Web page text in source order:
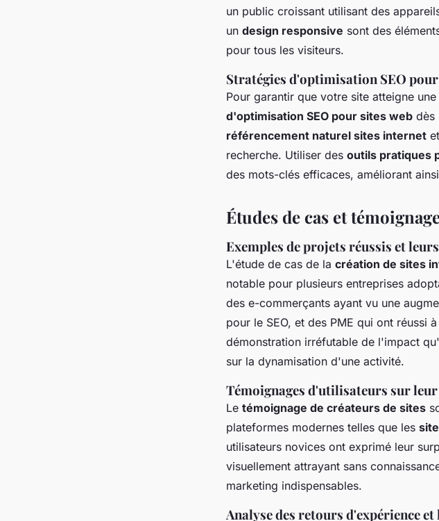
un public croissant utilisant des
un design responsive sont des
pour tous les visiteurs.
Stratégies d'optimisation SEO
Pour garantir que votre site atteigne
d'optimisation SEO pour sites web dès
référencement naturel sites internet
recherche. Utiliser des outils pratiques
des mots-clés efficaces, améliorant
Études de cas et
Exemples de projets réussis et
L'étude de cas de la création de sites
notable pour plusieurs entreprises
des e-commerçants ayant vu une
pour le SEO, et des PME qui ont réussi
démonstration irréfutable de l'impact
sur la dynamisation d'une activité.
Témoignages d'utilisateurs sur
Le témoignage de créateurs de sites
plateformes modernes telles que les
utilisateurs novices ont exprimé leur
visuellement attrayant sans
marketing indispensables.
Analyse des retours d'expérience